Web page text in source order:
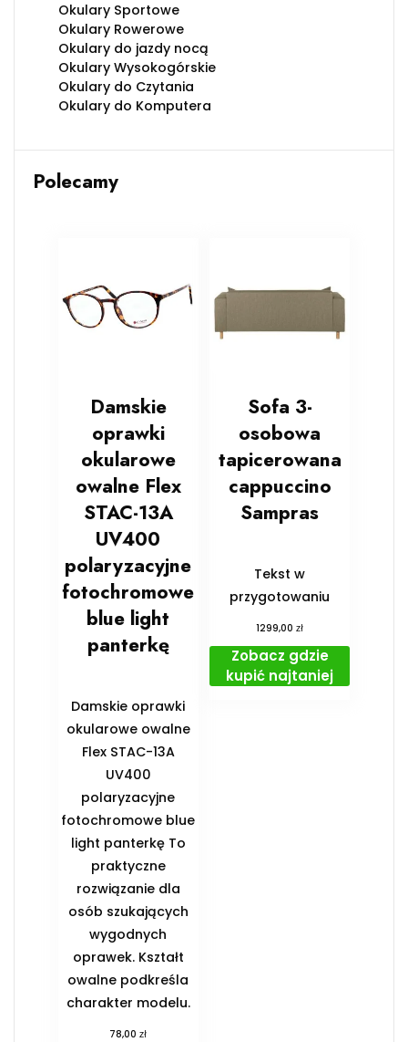
Okulary Sportowe
Okulary Rowerowe
Okulary do jazdy nocą
Okulary Wysokogórskie
Okulary do Czytania
Okulary do Komputera
Polecamy
Damskie
oprawki
okularowe
owalne Flex
STAC-13A
UV400
polaryzacyjne
fotochromowe
blue light
panterkę
Damskie oprawki
okularowe owalne
Flex STAC-13A
UV400
polaryzacyjne
fotochromowe blue
light panterkę To
praktyczne
rozwiązanie dla
osób szukających
wygodnych
oprawek. Kształt
owalne podkreśla
charakter modelu.
78,00zł
Sofa 3-
osobowa
tapicerowana
cappuccino
Sampras
Tekst w
przygotowaniu
1299,00zł
Zobacz gdzie
kupić najtaniej